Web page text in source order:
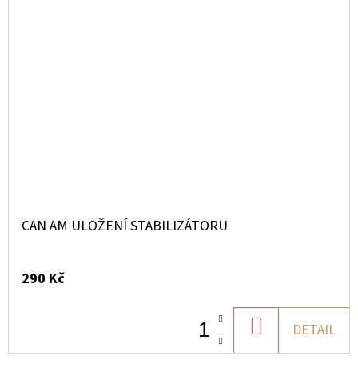
CAN AM ULOŽENÍ STABILIZÁTORU
290 Kč
KOŠÍKU
DETAIL